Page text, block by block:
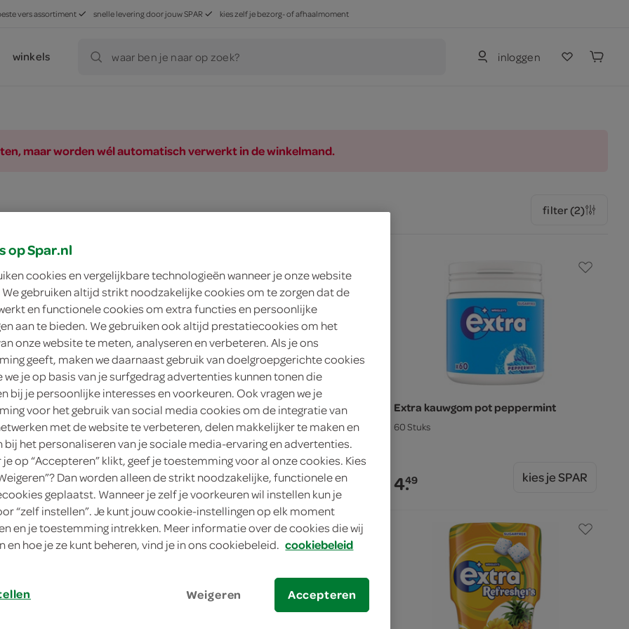
vers assortiment snelle levering door jouw SPAR kies zelf je bezorg- of afhaalmoment
winkels waar ben je naar op zoek? inloggen
maar worden wél automatisch verwerkt in de winkelmand.
filter (2)
peppermint
kies je SPAR
Extra kauwgom pot spearmint
60 Stuks
4.49 kies je SPAR
Extra kauwgom pot peppermint
60 Stuks
4.49 kies je SPAR
op Spar.nl
cookies en vergelijkbare technologieën wanneer je onze website
gebruiken altijd strikt noodzakelijke cookies om te zorgen dat de
en functionele cookies om extra functies en persoonlijke
aan te bieden. We gebruiken ook altijd prestatiecookies om het
onze website te meten, analyseren en verbeteren. Als je ons
geeft, maken we daarnaast gebruik van doelgroepgerichte cookies
we je op basis van je surfgedrag advertenties kunnen tonen die
bij je persoonlijke interesses en voorkeuren. Ook vragen we je
voor het gebruik van social media cookies om de integratie van
met de website te verbeteren, delen makkelijker te maken en
bij het personaliseren van je sociale media-ervaring en advertenties.
je op “Accepteren” klikt, geef je toestemming voor al onze cookies. Kies
Dan worden alleen de strikt noodzakelijke, functionele en
geplaatst. Wanneer je zelf je voorkeuren wil instellen kun je
“zelf instellen”. Je kunt jouw cookie-instellingen op elk moment
en je toestemming intrekken. Meer informatie over de cookies die wij
en hoe je ze kunt beheren, vind je in ons cookiebeleid. cookiebeleid
Weigeren Accepteren